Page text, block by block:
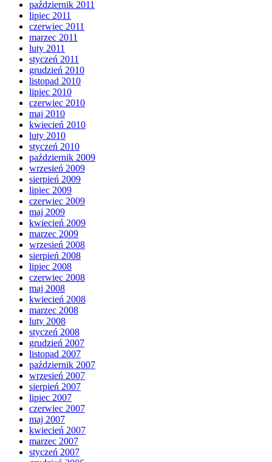
październik 2011
lipiec 2011
czerwiec 2011
marzec 2011
luty 2011
styczeń 2011
grudzień 2010
listopad 2010
lipiec 2010
czerwiec 2010
maj 2010
kwiecień 2010
luty 2010
styczeń 2010
październik 2009
wrzesień 2009
sierpień 2009
lipiec 2009
czerwiec 2009
maj 2009
kwiecień 2009
marzec 2009
wrzesień 2008
sierpień 2008
lipiec 2008
czerwiec 2008
maj 2008
kwiecień 2008
marzec 2008
luty 2008
styczeń 2008
grudzień 2007
listopad 2007
październik 2007
wrzesień 2007
sierpień 2007
lipiec 2007
czerwiec 2007
maj 2007
kwiecień 2007
marzec 2007
styczeń 2007